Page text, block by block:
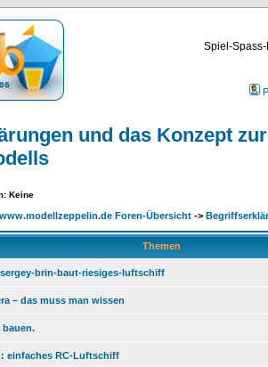
Spiel-
und das Konzept
Keine
www.modellzeppelin.de Foren-Übersicht ->
Themen
brin-baut-riesiges-luftschiff
– das muss man wissen
einfaches RC-Luftschiff